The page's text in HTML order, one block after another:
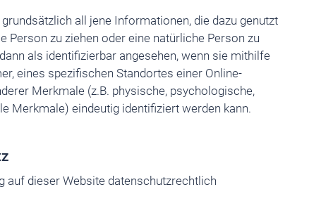
all jene Informationen, die dazu genutzt
Person zu ziehen oder eine natürliche Person zu
als identifizierbar angesehen, wenn sie mithilfe
eines spezifischen Standortes einer Online-
Merkmale (z.B. physische, psychologische,
Merkmale) eindeutig identifiziert werden kann.
auf dieser Website datenschutzrechtlich